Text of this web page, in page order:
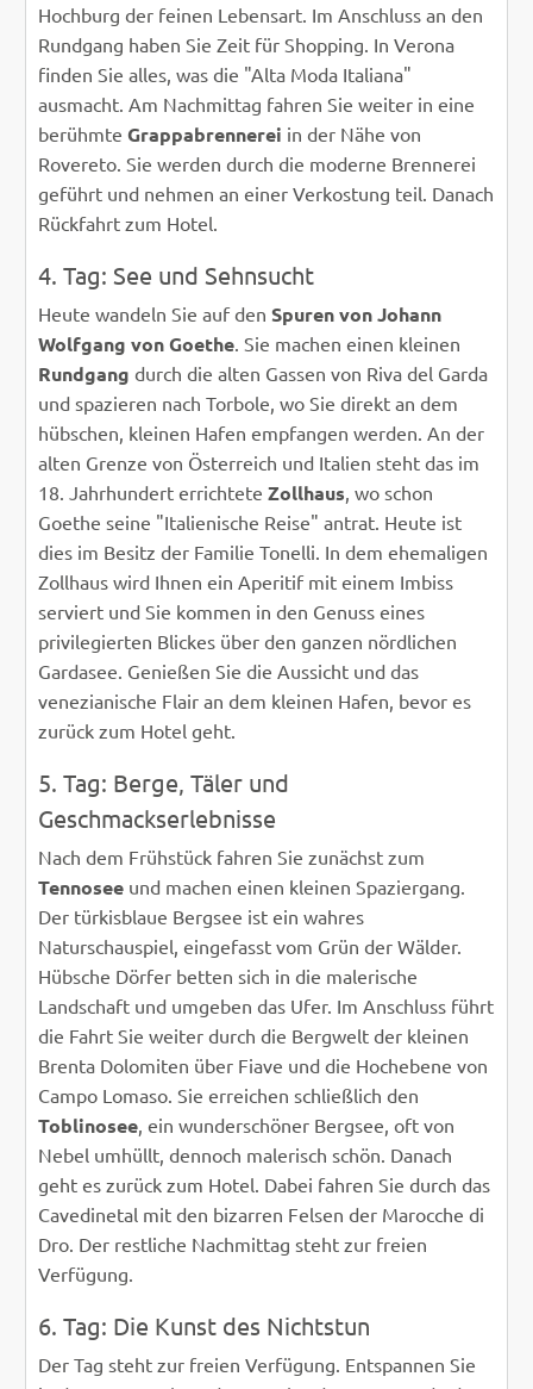
Hochburg der feinen Lebensart. Im Anschluss an den
Rundgang haben Sie Zeit für Shopping. In Verona
finden Sie alles, was die "Alta Moda Italiana"
ausmacht. Am Nachmittag fahren Sie weiter in eine
berühmteGrappabrennerei in der Nähe von
Rovereto. Sie werden durch die moderne Brennerei
geführt und nehmen an einer Verkostung teil. Danach
Rückfahrt zum Hotel.
4. Tag: See und Sehnsucht
Heute wandeln Sie auf denSpuren von Johann
Wolfgang von Goethe . Sie machen einen kleinen
Rundgang durch die alten Gassen von Riva del Garda
und spazieren nach Torbole, wo Sie direkt an dem
hübschen, kleinen Hafen empfangen werden. An der
alten Grenze von Österreich und Italien steht das im
18. Jahrhundert errichteteZollhaus , wo schon
Goethe seine "Italienische Reise" antrat. Heute ist
dies im Besitz der Familie Tonelli. In dem ehemaligen
Zollhaus wird Ihnen ein Aperitif mit einem Imbiss
serviert und Sie kommen in den Genuss eines
privilegierten Blickes über den ganzen nördlichen
Gardasee. Genießen Sie die Aussicht und das
venezianische Flair an dem kleinen Hafen, bevor es
zurück zum Hotel geht.
5. Tag: Berge, Täler und
Geschmackserlebnisse
Nach dem Frühstück fahren Sie zunächst zum
Tennosee und machen einen kleinen Spaziergang.
Der türkisblaue Bergsee ist ein wahres
Naturschauspiel, eingefasst vom Grün der Wälder.
Hübsche Dörfer betten sich in die malerische
Landschaft und umgeben das Ufer. Im Anschluss führt
die Fahrt Sie weiter durch die Bergwelt der kleinen
Brenta Dolomiten über Fiave und die Hochebene von
Campo Lomaso. Sie erreichen schließlich den
Toblinosee , ein wunderschöner Bergsee, oft von
Nebel umhüllt, dennoch malerisch schön. Danach
geht es zurück zum Hotel. Dabei fahren Sie durch das
Cavedinetal mit den bizarren Felsen der Marocche di
Dro. Der restliche Nachmittag steht zur freien
Verfügung.
6. Tag: Die Kunst des Nichtstun
Der Tag steht zur freien Verfügung. Entspannen Sie